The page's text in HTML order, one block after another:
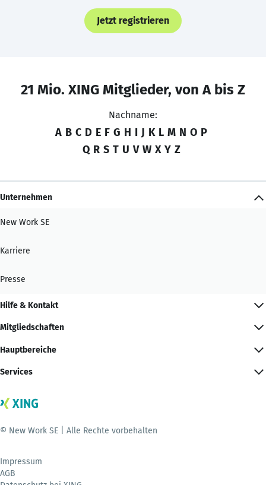
Jetzt registrieren
21 Mio. XING Mitglieder, von A bis Z
Nachname:
A B C D E F G H I J K L M N O P
Q R S T U V W X Y Z
Unternehmen
New Work SE
Karriere
Presse
Hilfe & Kontakt
Mitgliedschaften
Hauptbereiche
Services
© New Work SE | Alle Rechte vorbehalten
Impressum
AGB